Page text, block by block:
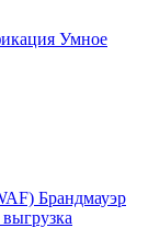
Умное
Брандмауэр